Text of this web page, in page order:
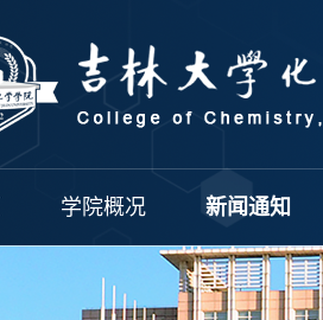
学院概况 新闻通知